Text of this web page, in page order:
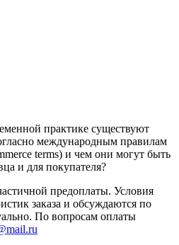
практике существуют
международным правилам
terms) и чем они могут быть
и для покупателя?
предоплаты. Условия
заказа и обсуждаются по
По вопросам оплаты